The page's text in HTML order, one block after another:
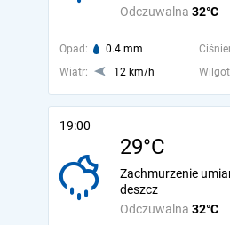
Odczuwalna 32°C
Opad: 0.4 mm
Wiatr:
12 km/h
19:00
29°C
Odczuwalna 32°C
Zachmurzenie
deszcz